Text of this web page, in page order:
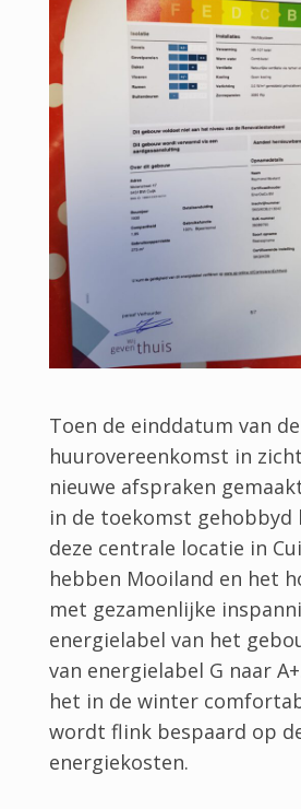
Toen de einddatum van
huurovereenkomst in
nieuwe afspraken
in de toekomst gehobbyd
deze centrale locatie in
hebben Mooiland en het
met gezamenlijke
energielabel van het
van energielabel G naar
het in de winter
wordt flink bespaard op
energiekosten.